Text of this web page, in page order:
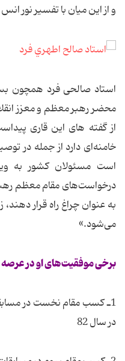
و از این میان با تفسیر نور
استاد صالحی فرد همچون
محضر رهبر معظم و معزز
از گفته های این قاری
خامنه‌ای دارد از جمله در
است مسئولان کشور به
درخواست‌های مقام معظم
به عنوان چراغ راه قرار
می‌شود.»
برخی موفقیت‌های او در عرصه
1ـ کسب مقام نخست در
در سال 82